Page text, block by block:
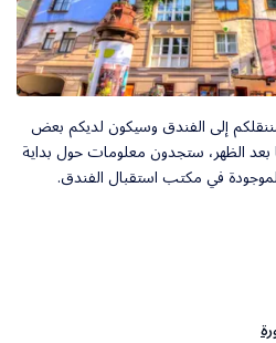
إلى الفندق وسيكون لديكم بعض
بعد الظهر، ستجدون معلومات حول بداية
في مكتب استقبال الفندق.